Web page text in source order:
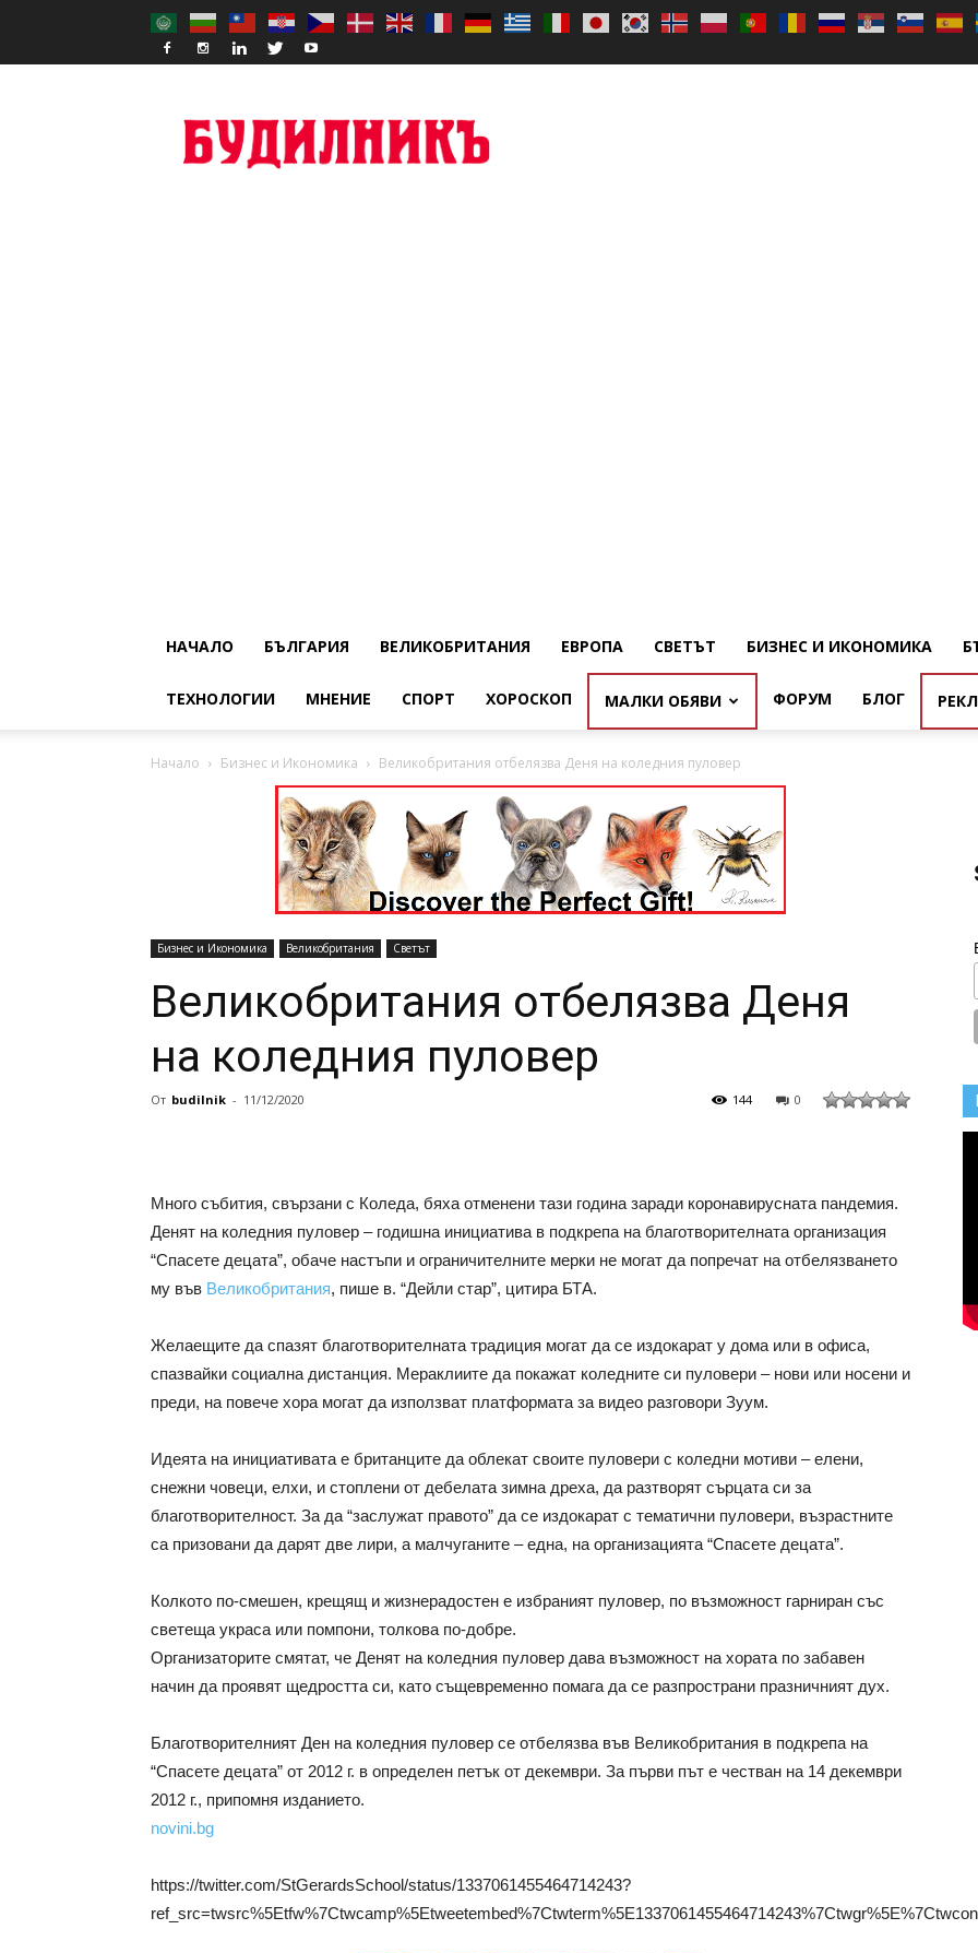
НАЧАЛО БЪЛГАРИЯ ВЕЛИКОБРИТАНИЯ ЕВРОПА СВЕТЪТ БИЗНЕС И ИКОНОМИКА
ТЕХНОЛОГИИ МНЕНИЕ СПОРТ ХОРОСКОП МАЛКИ ОБЯВИ ФОРУМ БЛОГ
Начало Бизнес и Икономика Великобритания отбелязва Деня на коледния пуловер
Бизнес и Икономика Великобритания Светът
Великобритания отбелязва Деня
на коледния пуловер
От budilnik - 11/12/2020 0
144
Много събития, свързани с Коледа, бяха отменени тази година заради коронавирусната пандемия.
Денят на коледния пуловер – годишна инициатива в подкрепа на благотворителната организация
“Спасете децата”, обаче настъпи и ограничителните мерки не могат да попречат на отбелязването
му във Великобритания, пише в. “Дейли стар”, цитира БТА.
Желаещите да спазят благотворителната традиция могат да се издокарат у дома или в офиса,
спазвайки социална дистанция. Мераклиите да покажат коледните си пуловери – нови или носени и
преди, на повече хора могат да използват платформата за видео разговори Зуум.
Идеята на инициативата е британците да облекат своите пуловери с коледни мотиви – елени,
снежни човеци, елхи, и стоплени от дебелата зимна дреха, да разтворят сърцата си за
благотворителност. За да “заслужат правото” да се издокарат с тематични пуловери, възрастните
са призовани да дарят две лири, а малчуганите – една, на организацията “Спасете децата”.
Колкото по-смешен, крещящ и жизнерадостен е избраният пуловер, по възможност гарниран със
светеща украса или помпони, толкова по-добре.
Организаторите смятат, че Денят на коледния пуловер дава възможност на хората по забавен
начин да проявят щедростта си, като същевременно помага да се разпространи празничният дух.
Благотворителният Ден на коледния пуловер се отбелязва във Великобритания в подкрепа на
“Спасете децата” от 2012 г. в определен петък от декември. За първи път е честван на 14 декември
2012 г., припомня изданието.
novini.bg
https://twitter.com/StGerardsSchool/status/1337061455464714243?